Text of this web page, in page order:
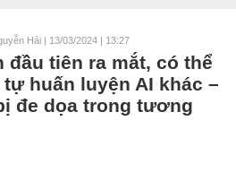
Hải | 13/03/2024 | 13:27
đầu tiên ra mắt, có thể
huấn luyện AI khác –
đe dọa trong tương